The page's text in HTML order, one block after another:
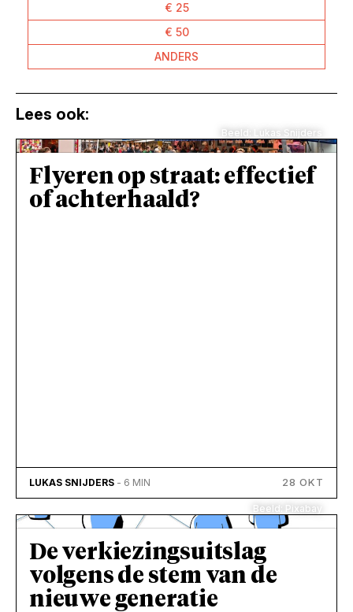
€ 25
€ 50
ANDERS
Lees ook:
Beeld: Lukas Snijders
Flyeren op straat: effectief
of achterhaald?
LUKAS SNIJDERS - 6 MIN 28 OKT
Beeld: Pixabay
De verkiezingsuitslag
volgens de stem van de
nieuwe generatie